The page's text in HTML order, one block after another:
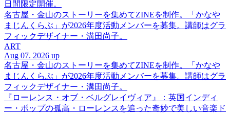
日間限定開催。
名古屋・金山のストーリーを集めてZINEを制作。「かなや
まじんくらぶ」が2026年度活動メンバーを募集。講師はグラ
フィックデザイナー・溝田尚子。
ART
Aug 07. 2026 up
名古屋・金山のストーリーを集めてZINEを制作。「かなや
まじんくらぶ」が2026年度活動メンバーを募集。講師はグラ
フィックデザイナー・溝田尚子。
『ローレンス・オブ・ベルグレイヴィア』：英国インディ
ー・ポップの孤高・ローレンスを追った奇妙で美しい音楽ド